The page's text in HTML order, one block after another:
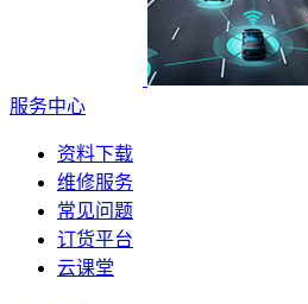
服务中心
资料下载
维修服务
常见问题
订货平台
云课堂